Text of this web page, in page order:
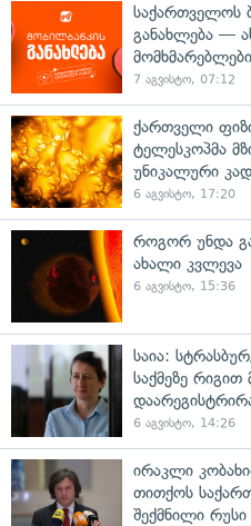
საქართველოს
განახლება —
7 აგვისტო, 07:12
ქართველი
ტელესკოპმა
უნიკალური
6 აგვისტო, 17:20
როგორ უნდა
ახალი კვლევა
6 აგვისტო, 15:36
საია:
საქმეზე რიგით
6 აგვისტო, 14:26
ირაკლი
თითქოს
შექმნილი